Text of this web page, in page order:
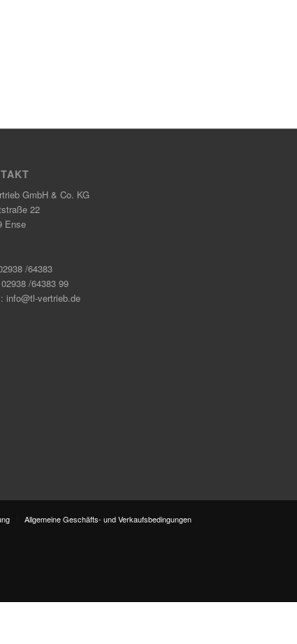
GmbH & Co. KG
22
Ense
/64383
/64383 99
info@tl-vertrieb.de
Allgemeine Geschäfts- und Verkaufsbedingungen